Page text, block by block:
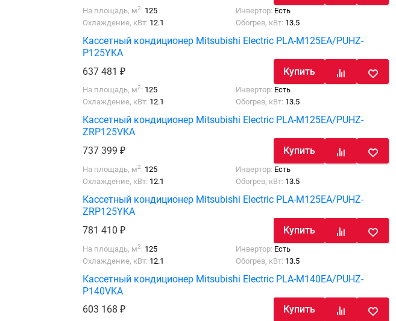
На площадь, м2: 125 Инвертор: Есть
Охлаждение, кВт: 12.1 Обогрев, кВт: 13.5
Кассетный кондиционер Mitsubishi Electric PLA-M125EA/PUHZ-
P125YKA
637 481
Купить
На площадь, м2: 125 Инвертор: Есть
Охлаждение, кВт: 12.1 Обогрев, кВт: 13.5
Кассетный кондиционер Mitsubishi Electric PLA-M125EA/PUHZ-
ZRP125VKA
737 399
Купить
На площадь, м2: 125 Инвертор: Есть
Охлаждение, кВт: 12.1 Обогрев, кВт: 13.5
Кассетный кондиционер Mitsubishi Electric PLA-M125EA/PUHZ-
ZRP125YKA
781 410
Купить
На площадь, м2: 125 Инвертор: Есть
Охлаждение, кВт: 12.1 Обогрев, кВт: 13.5
Кассетный кондиционер Mitsubishi Electric PLA-M140EA/PUHZ-
P140VKA
603 168
Купить